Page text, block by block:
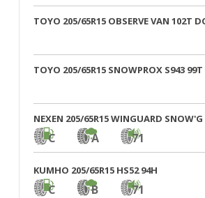
TOYO 205/65R15 OBSERVE VAN 102T
TOYO 205/65R15 SNOWPROX S943
NEXEN 205/65R15 WINGUARD
C A 71
KUMHO 205/65R15 HS52 94H
C B 71